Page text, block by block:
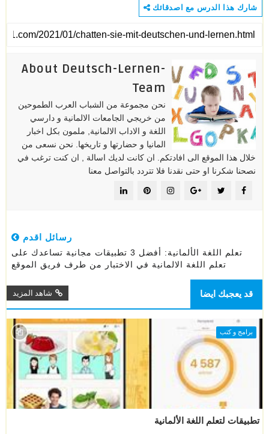
شارك هذا الدرس مع اصدقائك
About Deutsch-Lernen-
Team
نحن مجموعة من الشباب العرب الطموحين
من خريجي الجامعات الالمانية و دارسي
اللغة و الاداب الالمانية, ملمون بكل اخبار
المانيا و حضارتها و تاريخها. نحن نسعى من
خلال هذا الموقع الى افادتكم. ان كانت لديك اسالة , ان كنت ترغب في
نصحنا شكرنا او حتى نقدنا فلا تتردد بالتواصل معنا
رسائل اقدم
تعلم اللغة الألمانية: أفضل 3 تطبيقات مجانية تساعدك على
تعلم اللغة الالمانية في الاختبار من طرف فريق الموقع
قد يعجبك ايضا شاهد المزيد
برامج و كتب
تطبيقات لتعلم اللغة الألمانية